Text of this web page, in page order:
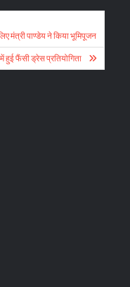
मंत्री पाण्डेय ने किया भूमिपूजन
हुई फैंसी ड्रेस प्रतियोगिता